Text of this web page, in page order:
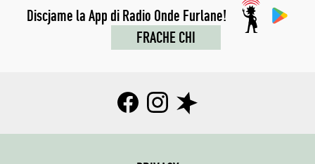
Discjame la App di Radio Onde Furlane!
FRACHE CHI